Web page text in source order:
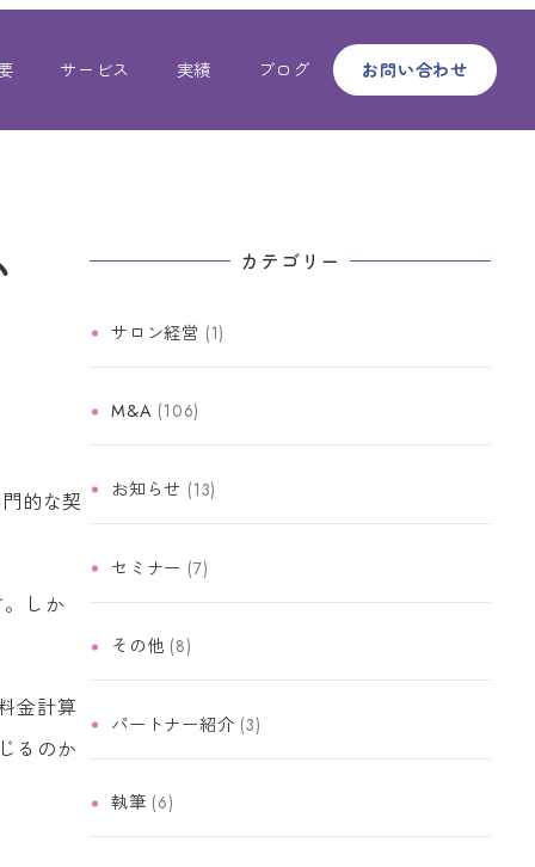
サービス 実績 ブログ お問い合わせ
的な契
しか
金計算
るのか
カテゴリー
サロン経営 (1)
M&A (106)
お知らせ (13)
セミナー (7)
その他 (8)
パートナー紹介 (3)
執筆 (6)